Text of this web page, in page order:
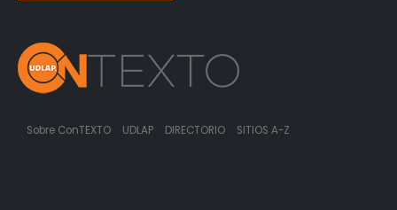
Sobre ConTEXTO UDLAP DIRECTORIO SITIOS A-Z